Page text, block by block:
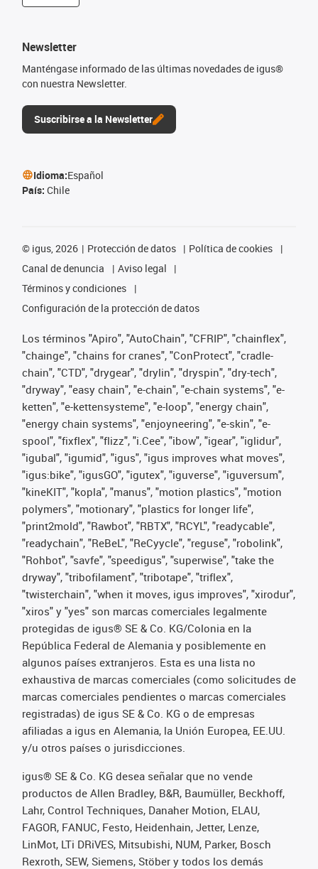
Newsletter
Manténgase informado de las últimas novedades de igus®
con nuestra Newsletter.
Suscribirse a la Newsletter
Idioma:Español
País: Chile
© igus, 2026 Protección de datos
Política de cookies
Canal de denuncia
Aviso legal
Términos y condiciones
Configuración de la protección de datos
Los términos "Apiro", "AutoChain", "CFRIP", "chainflex",
"chainge", "chains for cranes", "ConProtect", "cradle-
chain", "CTD", "drygear", "drylin", "dryspin", "dry-tech",
"dryway", "easy chain", "e-chain", "e-chain systems", "e-
ketten", "e-kettensysteme", "e-loop", "energy chain",
"energy chain systems", "enjoyneering", "e-skin", "e-
spool", "fixflex", "flizz", "i.Cee", "ibow", "igear", "iglidur",
"igubal", "igumid", "igus", "igus improves what moves",
"igus:bike", "igusGO", "igutex", "iguverse", "iguversum",
"kineKIT", "kopla", "manus", "motion plastics", "motion
polymers", "motionary", "plastics for longer life",
"print2mold", "Rawbot", "RBTX", "RCYL", "readycable",
"readychain", "ReBeL", "ReCyycle", "reguse", "robolink",
"Rohbot", "savfe", "speedigus", "superwise", "take the
dryway", "tribofilament", "tribotape", "triflex",
"twisterchain", "when it moves, igus improves", "xirodur",
"xiros" y "yes" son marcas comerciales legalmente
protegidas de igus® SE & Co. KG/Colonia en la
República Federal de Alemania y posiblemente en
algunos países extranjeros. Esta es una lista no
exhaustiva de marcas comerciales (como solicitudes de
marcas comerciales pendientes o marcas comerciales
registradas) de igus SE & Co. KG o de empresas
afiliadas a igus en Alemania, la Unión Europea, EE.UU.
y/u otros países o jurisdicciones.
igus® SE & Co. KG desea señalar que no vende
productos de Allen Bradley, B&R, Baumüller, Beckhoff,
Lahr, Control Techniques, Danaher Motion, ELAU,
FAGOR, FANUC, Festo, Heidenhain, Jetter, Lenze,
LinMot, LTi DRiVES, Mitsubishi, NUM, Parker, Bosch
Rexroth, SEW, Siemens, Stöber y todos los demás